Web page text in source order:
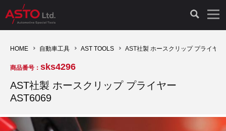
診断機（16）
キープログラマー（4）
EV 専用 整備機器（11）
診断テスター（10）
キープログラマー（20）
内視カメラ（6）
HCB TOOLS（45）
AST TOOLS（51）
Hubitools（17）
オシロスコープ（2）
オシロ関連商品（9）
シミュレータ（19）
ドイツ車（427）
イタリア/フランス車（145）
イギリス車（26）
現品修理（77）
リビルト品（58）
クローン作製（20）
オシロスコープ（10）
アクセサリー（13）
その他（2）
HOME 自動車工具 AST TOOLS AST社製 ホースクリップ プライヤ
商品番号： sks4296
AST社製 ホースクリップ プライヤー
AST6069